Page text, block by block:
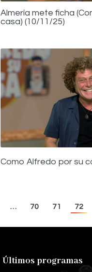
Almería mete ficha
casa) (10/11/25)
Como Alfredo por su
… 70 71 72
Últimos programas